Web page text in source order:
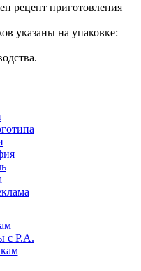
рецепт приготовления
указаны на упаковке:
с Р.А.